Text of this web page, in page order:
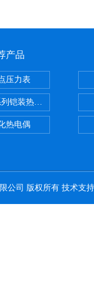
产品
压力表
铠装热电阻
热电偶
公司 版权所有 技术支